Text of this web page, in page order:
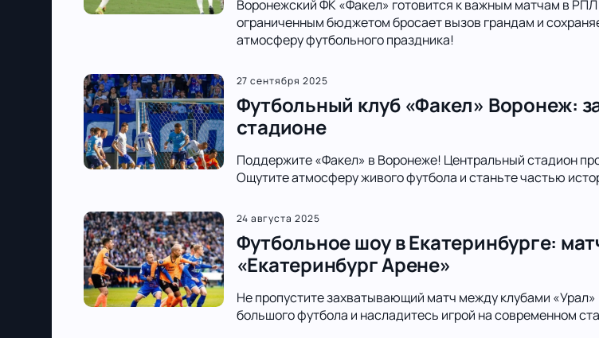
Воронежский ФК «Факел» готовится к важным матчам в
ограниченным бюджетом бросает вызов грандам и
атмосферу футбольного праздника!
27 сентября 2025
Футбольный клуб «Факел» Воронеж:
стадионе
Поддержите «Факел» в Воронеже! Центральный стадион
Ощутите атмосферу живого футбола и станьте частью
24 августа 2025
Футбольное шоу в Екатеринбурге:
«Екатеринбург Арене»
Не пропустите захватывающий матч между клубами
большого футбола и насладитесь игрой на современном